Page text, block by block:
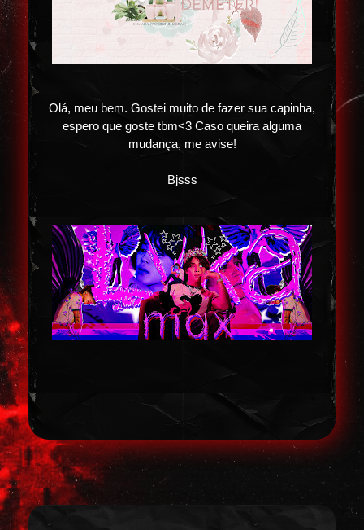
Olá, meu bem. Gostei muito de fazer sua capinha,
espero que goste tbm<3 Caso queira alguma
mudança, me avise!
Bjsss